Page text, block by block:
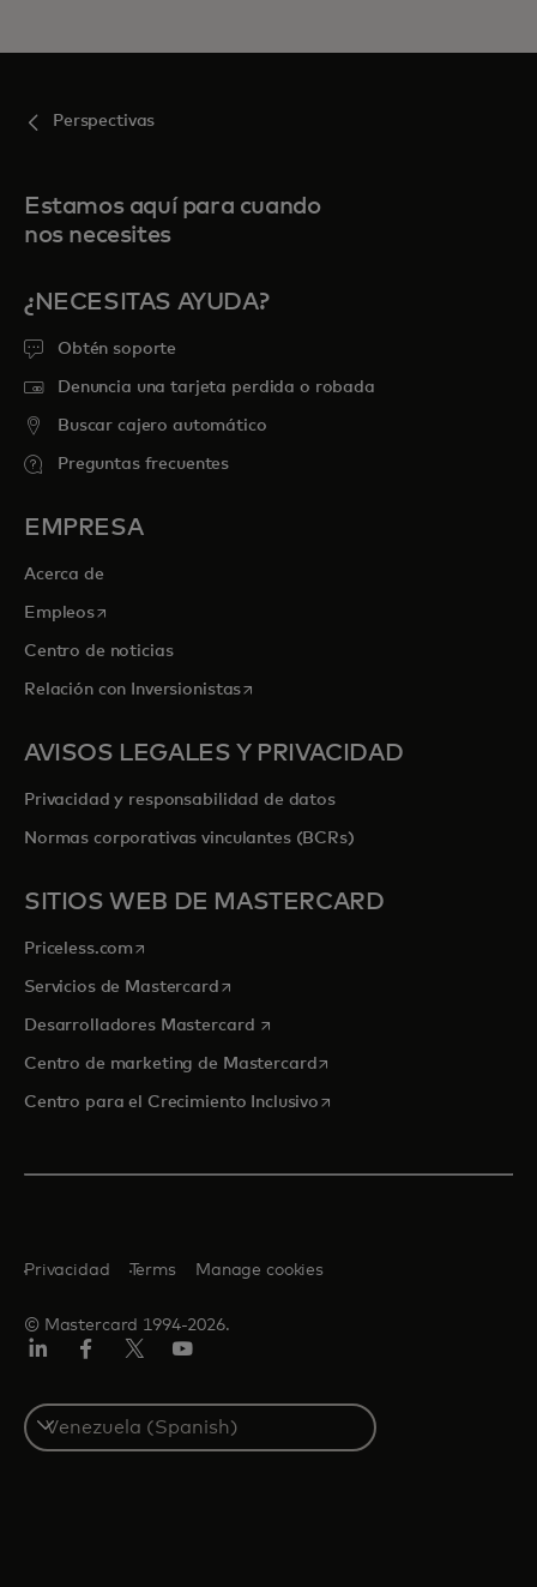
Perspectivas
Estamos aquí para cuando
nos necesites
¿NECESITAS AYUDA?
Obtén soporte
Denuncia una tarjeta perdida o robada
Buscar cajero automático
Preguntas frecuentes
EMPRESA
Acerca de
Empleosse abre en una pestaña nueva
Centro de noticias
Relación con Inversionistasse abre en una pestaña nueva
AVISOS LEGALES Y PRIVACIDAD
Privacidad y responsabilidad de datos
Normas corporativas vinculantes (BCRs)
SITIOS WEB DE MASTERCARD
Priceless.com se abre en una pestaña nueva
Servicios de Mastercardse abre en una pestaña nueva
Desarrolladores Mastercard se abre en una pestaña nueva
Centro de marketing de Mastercardse abre en una pestaña
Centro para el Crecimiento Inclusivose abre en una pestaña
© Mastercard 1994-2026.
Privacidad Terms Manage cookies
Select
a
country